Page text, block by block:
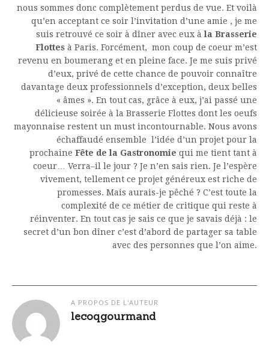
nous sommes donc complètement perdus de vue. Et voilà
qu’en acceptant ce soir l’invitation d’une amie , je me
suis retrouvé ce soir à dîner avec eux àla Brasserie
Flottes à Paris. Forcément, mon coup de coeur m’est
revenu en boumerang et en pleine face. Je me suis privé
d’eux, privé de cette chance de pouvoir connaître
davantage deux professionnels d’exception, deux belles
« âmes ». En tout cas, grâce à eux, j’ai passé une
délicieuse soirée à la Brasserie Flottes dont les oeufs
mayonnaise restent un must incontournable. Nous avons
échaffaudé ensemble l’idée d’un projet pour la
prochaine Fête de la Gastronomie qui me tient tant à
coeur… Verra–il le jour ? Je n’en sais rien. Je l’espère
vivement, tellement ce projet généreux est riche de
promesses. Mais aurais-je pêché ? C’est toute la
complexité de ce métier de critique qui reste à
réinventer. En tout cas je sais ce que je savais déjà : le
secret d’un bon dîner c’est d’abord de partager sa table
avec des personnes que l’on aime.
A PROPOS DE L'AUTEUR
lecoqgourmand